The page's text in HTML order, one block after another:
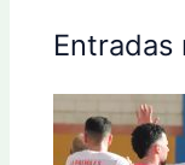
Entradas